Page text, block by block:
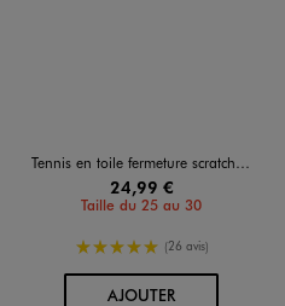
Tennis en toile fermeture scratch fille - Lovely Wings
24,99 €
Taille du 25 au 30
5/5 de moyenne
(26 avis)
AJOUTERAU PANIER